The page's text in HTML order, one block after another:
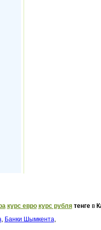
курс евро курс рубля тенгев
, Банки Шымкента,